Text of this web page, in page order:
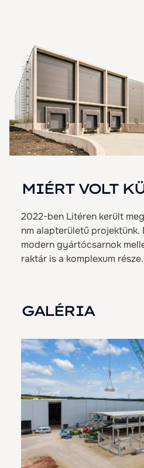
MIÉRT VOLT
2022-ben Litéren került
nm alapterületű projektünk.
modern gyártócsarnok
raktár is a komplexum része.
GALÉRIA